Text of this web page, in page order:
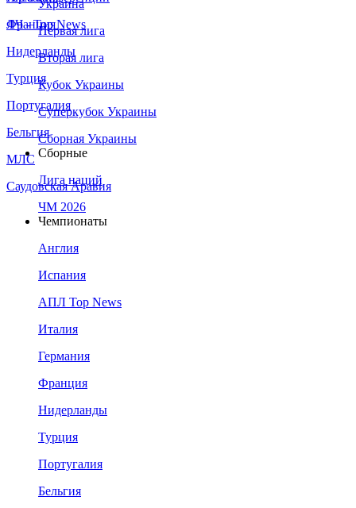
Франция
Нидерланды
Турция
Португалия
Бельгия
МЛС
Саудовская Аравия
ЛЧ - Top News
Украина
Первая лига
Вторая лига
Кубок Украины
Суперкубок Украины
Сборная Украины
Сборные
Лига наций
ЧМ 2026
Чемпионаты
Англия
Испания
АПЛ Top News
Италия
Германия
Франция
Нидерланды
Турция
Португалия
Бельгия